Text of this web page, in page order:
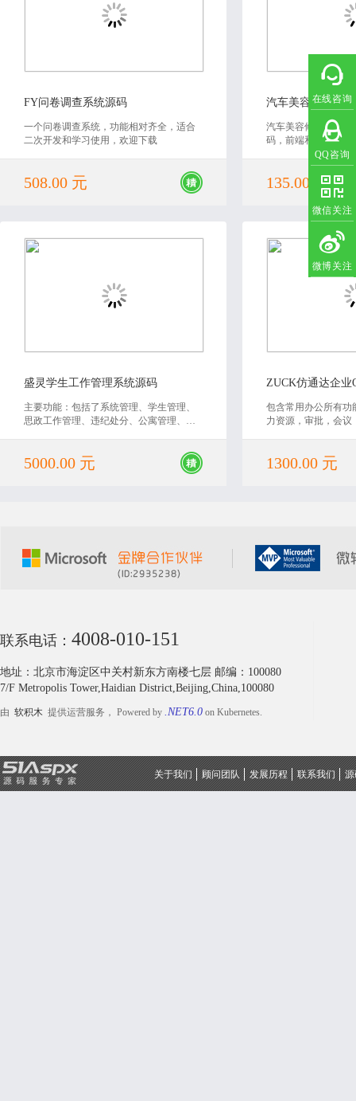
在线咨询
QQ咨询
微信关注
微博关注
FY问卷调查系统源码
一个问卷调查系统，功能相对齐全，适合
二次开发和学习使用，欢迎下载
508.00 元
汽车美容修理信息服
码，前端和后台都有
135.00 元
盛灵学生工作管理系统源码
主要功能：包括了系统管理、学生管理、
思政工作管理、违纪处分、公寓管理、个
术特点：运用C#语言开发，数据库Sqlserve
r2014，运用了Highcharts、dataGrid、poshyt
5000.00 元
ZUCK仿通达企业
包含常用办公所有功
力资源，审批，会议
1300.00 元
联系电话： 4008-010-151
地址：北京市海淀区中关村新东方南楼七层 邮编：100080
7/F Metropolis Tower,Haidian District,Beijing,China,100080
由 软积木 提供运营服务， Powered by .NET6.0 on Kubernetes.
关于我们 顾问团队 发展历程 联系我们